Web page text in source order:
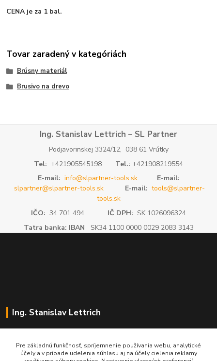
CENA je za 1 bal.
Tovar zaradený v kategóriách
Brúsny materiál
Brusivo na drevo
Ing. Stanislav Lettrich – SL Partner
Podjavorinskej 3324/12, 038 61 Vrútky
Tel: +421905545198 Tel.: +421908219554
E-mail: info@slpartner-tools.sk
E-mail:
slpartner@slpartner-tools.sk
E-mail: tools@slpartner-
tools.sk
IČO: 34 701 494 IČ DPH: SK 1026096324
Tatra banka: IBAN SK34 1100 0000 0029 2083 3143
Ing. Stanislav Lettrich
+421 905 545 198
Pre základnú funkčnosť, spríjemnenie používania webu, analytické
účely a v prípade udelenia súhlasu aj na účely cielenia reklamy